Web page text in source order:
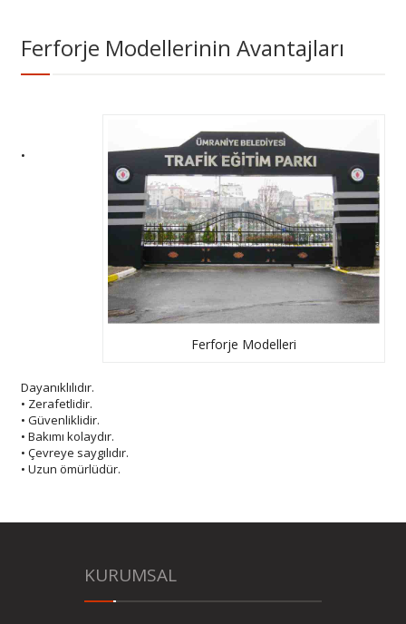
Ferforje Modellerinin Avantajları
Ferforje Modelleri
•
Dayanıklılıdır.
• Zerafetlidir.
• Güvenliklidir.
• Bakımı kolaydır.
• Çevreye saygılıdır.
• Uzun ömürlüdür.
KURUMSAL